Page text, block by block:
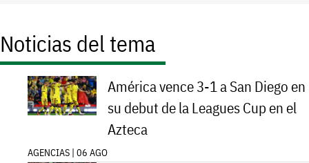
Noticias del tema
América vence 3-1 a San Diego en
su debut de la Leagues Cup en el
Azteca
AGENCIAS | 06 AGO